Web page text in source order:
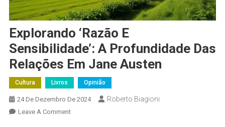
Explorando ‘Razão E
Sensibilidade’: A Profundidade Das
Relações Em Jane Austen
Cultura Livros Opinião
24 De Dezembro De 2024 Roberto Biagioni
Leave A CommentOn